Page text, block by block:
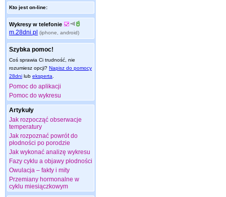
Kto jest on-line:
Wykresy w telefonie
m.28dni.pl (iphone, android)
Szybka pomoc!
Coś sprawia Ci trudność, nie
rozumiesz opcji? Napisz do pomocy
28dni lub eksperta
Pomoc do aplikacji
Pomoc do wykresu
Artykuły
Jak rozpocząć obserwacje
temperatury
Jak rozpoznać powrót do
płodności po porodzie
Jak wykonać analizę wykresu
Fazy cyklu a objawy płodności
Owulacja – fakty i mity
Przemiany hormonalne w
cyklu miesiączkowym